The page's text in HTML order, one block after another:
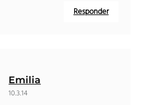
Responder
Emilia
10.3.14